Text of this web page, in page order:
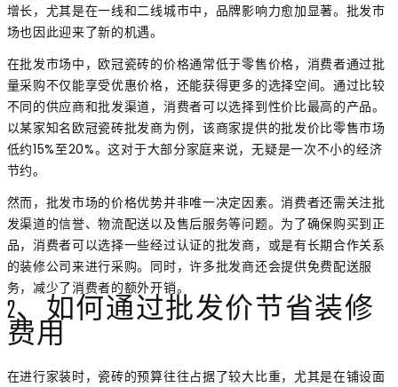
增长，尤其是在一线和二线城市中，品牌影响力愈加显著。批发市
场也因此迎来了新的机遇。
在批发市场中，欧冠瓷砖的价格通常低于零售价格，消费者通过批
量采购不仅能享受优惠价格，还能获得更多的选择空间。通过比较
不同的供应商和批发渠道，消费者可以选择到性价比最高的产品。
以某家知名欧冠瓷砖批发商为例，该商家提供的批发价比零售市场
低约15%至20%。这对于大部分家庭来说，无疑是一次不小的经济
节约。
然而，批发市场的价格优势并非唯一决定因素。消费者还需关注批
发渠道的信誉、物流配送以及售后服务等问题。为了确保购买到正
品，消费者可以选择一些经过认证的批发商，或是有长期合作关系
的装修公司来进行采购。同时，许多批发商还会提供免费配送服
务，减少了消费者的额外开销。
2、如何通过批发价节省装修
费用
在进行家装时，瓷砖的预算往往占据了较大比重，尤其是在铺设面